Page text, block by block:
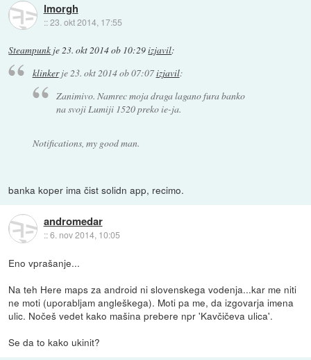
lmorgh
::23. okt 2014, 17:55
Steampunk je23. okt 2014 ob 10:29izjavil:
klinkerje23. okt 2014 ob 07:07izjavil:
Zanimivo. Namrec moja draga lagano fura banko
na svoji Lumiji 1520 preko ie-ja.
Notifications, my good man.
banka koper ima čist solidn app, recimo.
andromedar
::6. nov 2014, 10:05
Eno vprašanje...
Na teh Here maps za android ni slovenskega vodenja...kar me niti
ne moti (uporabljam angleškega). Moti pa me, da izgovarja imena
ulic. Nočeš vedet kako mašina prebere npr 'Kavčičeva ulica'.
Se da to kako ukinit?